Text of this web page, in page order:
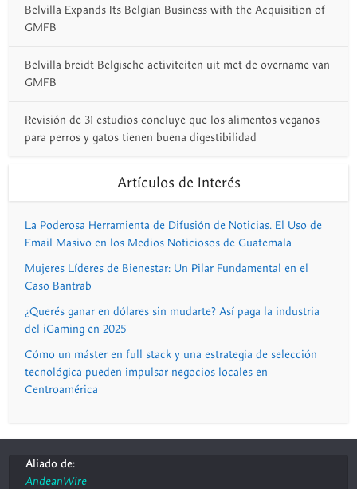
Belvilla Expands Its Belgian Business with the Acquisition of
GMFB
Belvilla breidt Belgische activiteiten uit met de overname van
GMFB
Revisión de 31 estudios concluye que los alimentos veganos
para perros y gatos tienen buena digestibilidad
Artículos de Interés
La Poderosa Herramienta de Difusión de Noticias. El Uso de
Email Masivo en los Medios Noticiosos de Guatemala
Mujeres Líderes de Bienestar: Un Pilar Fundamental en el
Caso Bantrab
¿Querés ganar en dólares sin mudarte? Así paga la industria
del iGaming en 2025
Cómo un máster en full stack y una estrategia de selección
tecnológica pueden impulsar negocios locales en
Centroamérica
Aliado de:
AndeanWire